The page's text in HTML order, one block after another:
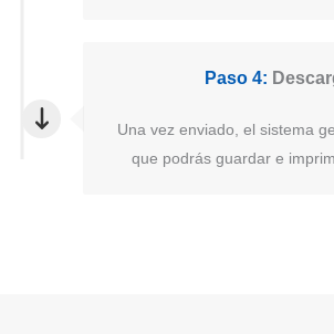
Paso 4:
Una vez enviado, el sistema
que podrás guardar e